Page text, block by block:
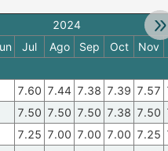
2024
Jul Ago Sep Oct
Nov
7.60 7.44 7.38 7.39 7.57
7.50 7.50 7.50 7.38 7.50
7.25 7.00 7.00 7.00 7.25